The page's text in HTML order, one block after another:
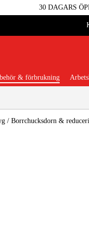
30 DAGARS
& förbrukning
/ Borrchucksdorn &